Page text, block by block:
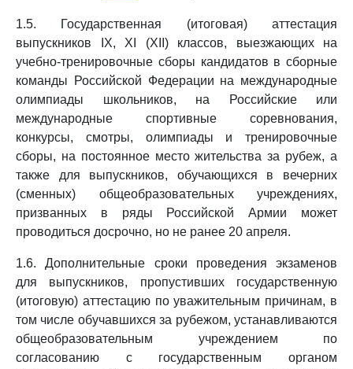
1.5. Государственная (итоговая) аттестация
выпускников IX, XI (XII) классов, выезжающих на
учебно-тренировочные сборы кандидатов в сборные
команды Российской Федерации на международные
олимпиады школьников, на Российские или
международные спортивные соревнования,
конкурсы, смотры, олимпиады и тренировочные
сборы, на постоянное место жительства за рубеж, а
также для выпускников, обучающихся в вечерних
(сменных) общеобразовательных учреждениях,
призванных в ряды Российской Армии может
проводиться досрочно, но не ранее 20 апреля.
1.6. Дополнительные сроки проведения экзаменов
для выпускников, пропустивших государственную
(итоговую) аттестацию по уважительным причинам, в
том числе обучавшихся за рубежом, устанавливаются
общеобразовательным учреждением по
согласованию с государственным органом